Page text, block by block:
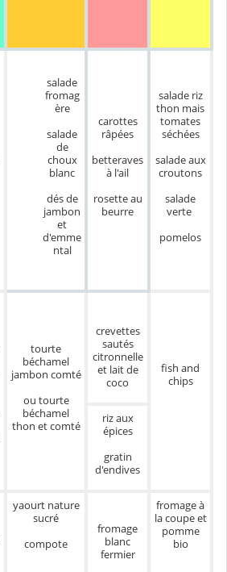
salade
fromag
ère
salade
de
choux
blanc
dés de
jambon
et
d'emme
ntal
carottes
râpées
betteraves
à l'ail
rosette au
beurre
salade riz
thon mais
tomates
séchées
salade aux
croutons
salade
verte
pomelos
tourte
béchamel
jambon comté
ou tourte
béchamel
thon et comté
crevettes
sautés
citronnelle
et lait de
coco
fish and
chips
riz aux
épices
gratin
d'endives
yaourt nature
sucré
compote
fromage
blanc
fermier
fromage à
la coupe et
pomme
bio